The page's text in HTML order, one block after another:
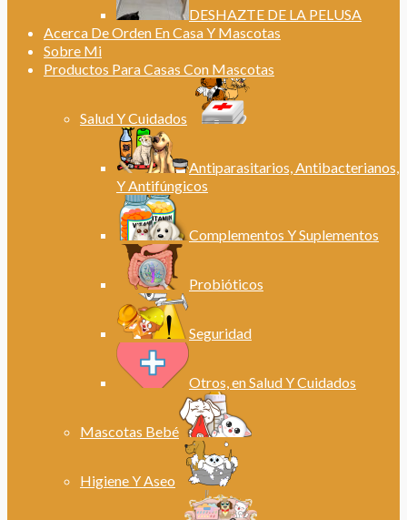
DESHAZTE DE LA PELUSA
Acerca De Orden En Casa Y Mascotas
Sobre Mi
Productos Para Casas Con Mascotas
Salud Y Cuidados
Antiparasitarios, Antibacterianos,
Y Antifúngicos
Complementos Y Suplementos
Probióticos
Seguridad
Otros, en Salud Y Cuidados
Mascotas Bebé
Higiene Y Aseo